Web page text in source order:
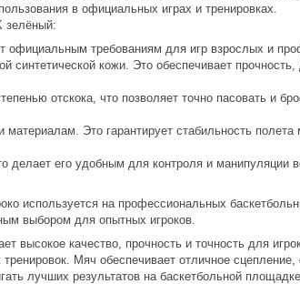
в официальных играх и тренировках.
зелёный:
официальным требованиям для игр взрослых и
синтетической кожи. Это обеспечивает
отскока, что позволяет точно пасовать и
Это гарантирует стабильность полета
делает его удобным для контроля и манипуляции
используется на профессиональных
выбором для опытных игроков.
высокое качество, прочность и точность для
Мяч обеспечивает отличное сцепление,
лучших результатов на баскетбольной